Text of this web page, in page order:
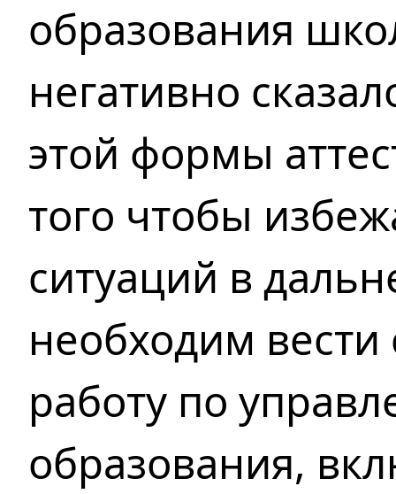
образования
негативно
этой формы
того чтобы
ситуаций в
необходим
работу по
образования,